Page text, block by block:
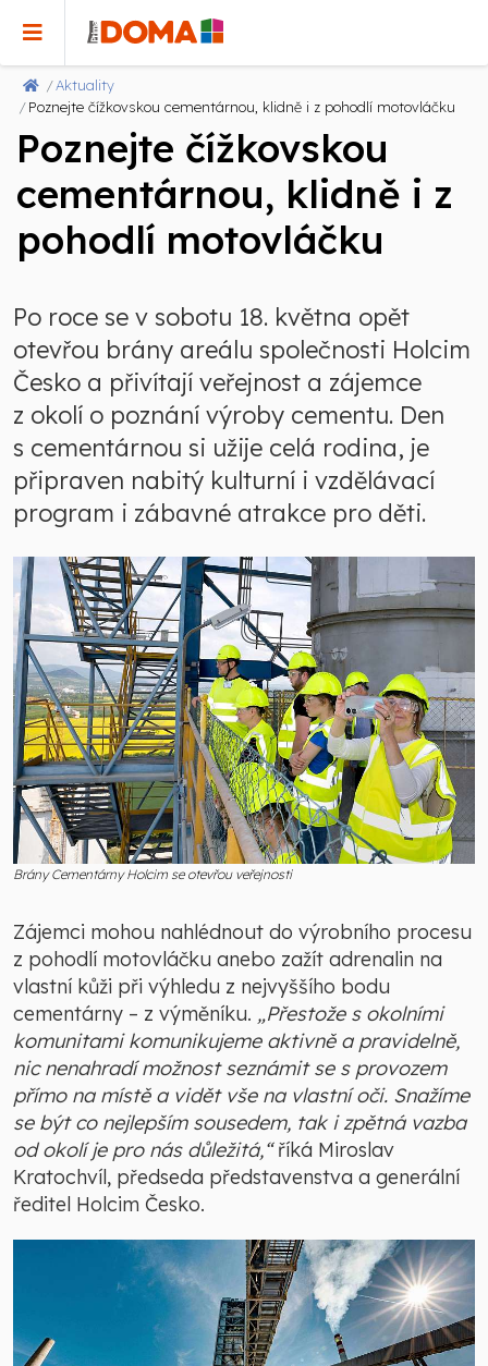
Aktuality
Poznejte čížkovskou cementárnou, klidně i z pohodlí motovláčku
Poznejte čížkovskou
cementárnou, klidně i z
pohodlí motovláčku
Po roce se v sobotu 18. května opět
otevřou brány areálu společnosti Holcim
Česko a přivítají veřejnost a zájemce
z okolí o poznání výroby cementu. Den
s cementárnou si užije celá rodina, je
připraven nabitý kulturní i vzdělávací
program i zábavné atrakce pro děti.
Brány Cementárny Holcim se otevřou veřejnosti
Zájemci mohou nahlédnout do výrobního procesu
z pohodlí motovláčku anebo zažít adrenalin na
vlastní kůži při výhledu z nejvyššího bodu
cementárny – z výměníku. „Přestože s okolními
komunitami komunikujeme aktivně a pravidelně,
nic nenahradí možnost seznámit se s provozem
přímo na místě a vidět vše na vlastní oči. Snažíme
se být co nejlepším sousedem, tak i zpětná vazba
od okolí je pro nás důležitá,“říká Miroslav
Kratochvíl, předseda představenstva a generální
ředitel Holcim Česko.